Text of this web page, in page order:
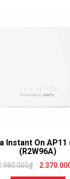
Instant On
(R2W96A)